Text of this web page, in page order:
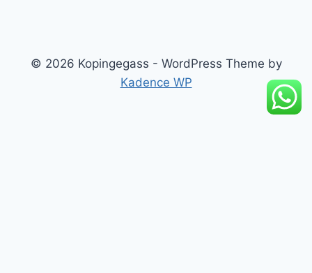
© 2026 Kopingegass - WordPress Theme by
Kadence WP